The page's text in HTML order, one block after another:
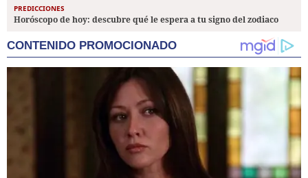
PREDICCIONES
Horóscopo de hoy: descubre qué le espera a tu signo del zodiaco
CONTENIDO PROMOCIONADO